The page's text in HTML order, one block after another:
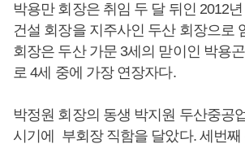
박용만 회장은 취임 두 달 뒤인 2012
건설 회장을 지주사인 두산 회장으로
회장은 두산 가문 3세의 맏이인 박용
로 4세 중에 가장 연장자다.
박정원 회장의 동생 박지원 두산중공
시기에 부회장 직함을 달았다. 세번